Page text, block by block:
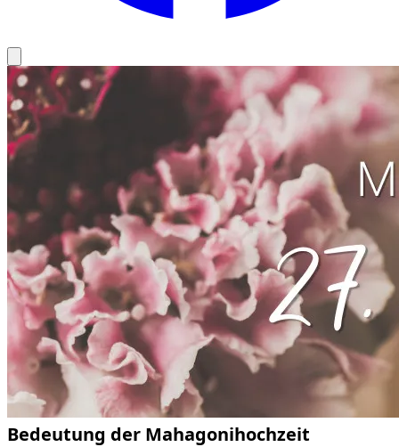
Bedeutung der Mahagonihochzeit